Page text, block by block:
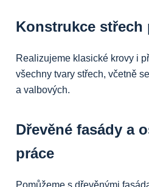
Konstrukce
Realizujeme klasické krovy i
všechny tvary střech, včetně
a valbových.
Dřevěné fasády a
práce